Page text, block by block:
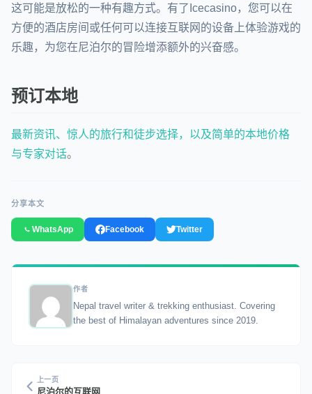
这可能是放松的一种有趣方式。有了Icecasino，您可以在
方便的酒店房间或任何可以连接互联网的设备上体验游戏的
乐趣，为您在尼泊尔的冒险增添额外的兴奋感。
预订本地
最新资讯、惊人的旅行和徒步选择，以及简单的本地价格
与专家对话。
分享本文
WhatsApp Facebook Twitter
作者
Nepal travel writer & trekking enthusiast. Covering
the best of Himalayan adventures since 2019.
上一页
尼泊尔的互联网